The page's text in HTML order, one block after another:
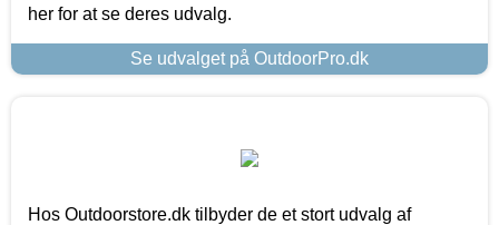
her for at se deres udvalg.
Se udvalget på OutdoorPro.dk
Hos Outdoorstore.dk tilbyder de et stort udvalg af